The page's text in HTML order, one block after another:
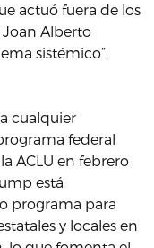
actuó fuera de los
Joan Alberto
sistémico”,
cualquier
federal
ACLU en febrero
está
programa para
y locales en